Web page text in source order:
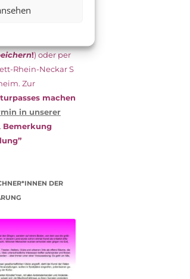
Per E-Mail
!) oder per
Rhein-Neckar S
Zur
machen
in unserer
Bemerkung
DER